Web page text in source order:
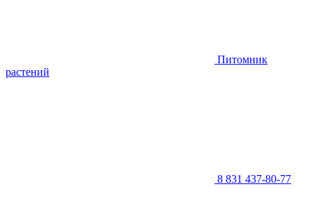
Питомник
растений
8 831 437-80-77